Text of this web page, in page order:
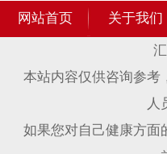
网站首页 关于我们
本站内容仅供咨询参考
人
如果您对自己健康方面